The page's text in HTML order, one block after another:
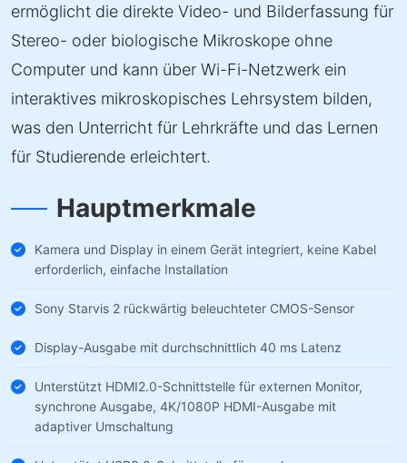
ermöglicht die direkte Video- und Bilderfassung für
Stereo- oder biologische Mikroskope ohne
Computer und kann über Wi-Fi-Netzwerk ein
interaktives mikroskopisches Lehrsystem bilden,
was den Unterricht für Lehrkräfte und das Lernen
für Studierende erleichtert.
Hauptmerkmale
Kamera und Display in einem Gerät integriert, keine Kabel
erforderlich, einfache Installation
Sony Starvis 2 rückwärtig beleuchteter CMOS-Sensor
Display-Ausgabe mit durchschnittlich 40 ms Latenz
Unterstützt HDMI2.0-Schnittstelle für externen Monitor,
synchrone Ausgabe, 4K/1080P HDMI-Ausgabe mit
adaptiver Umschaltung